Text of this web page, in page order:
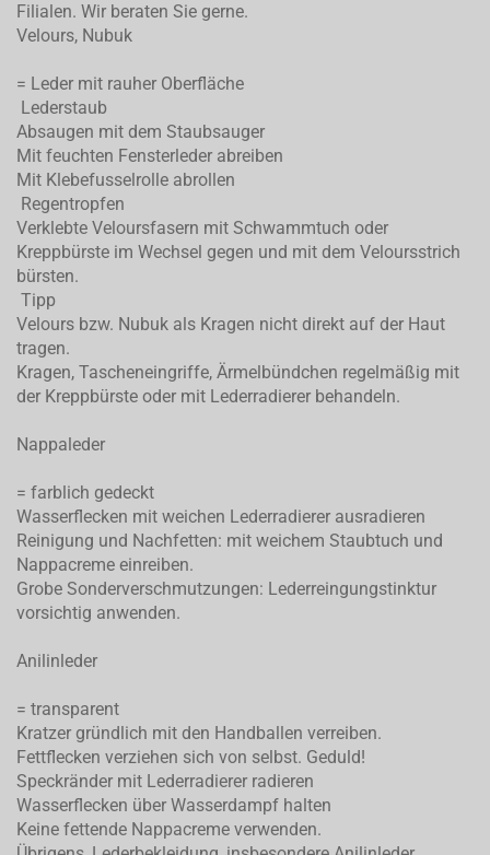
Filialen. Wir beraten Sie gerne.
Velours, Nubuk
= Leder mit rauher Oberfläche
Lederstaub
Absaugen mit dem Staubsauger
Mit feuchten Fensterleder abreiben
Mit Klebefusselrolle abrollen
Regentropfen
Verklebte Veloursfasern mit Schwammtuch oder
Kreppbürste im Wechsel gegen und mit dem Veloursstrich
bürsten.
Tipp
Velours bzw. Nubuk als Kragen nicht direkt auf der Haut
tragen.
Kragen, Tascheneingriffe, Ärmelbündchen regelmäßig mit
der Kreppbürste oder mit Lederradierer behandeln.
Nappaleder
= farblich gedeckt
Wasserflecken mit weichen Lederradierer ausradieren
Reinigung und Nachfetten: mit weichem Staubtuch und
Nappacreme einreiben.
Grobe Sonderverschmutzungen: Lederreingungstinktur
vorsichtig anwenden.
Anilinleder
= transparent
Kratzer gründlich mit den Handballen verreiben.
Fettflecken verziehen sich von selbst. Geduld!
Speckränder mit Lederradierer radieren
Wasserflecken über Wasserdampf halten
Keine fettende Nappacreme verwenden.